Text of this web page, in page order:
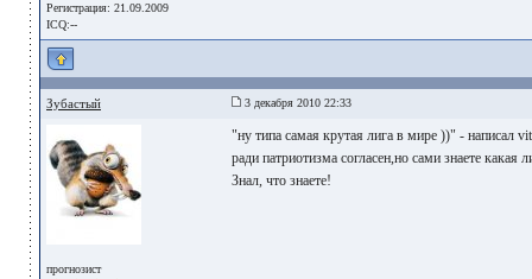
Регистрация: 21.09.2009
ICQ:--
Зубастый 3 декабря 2010 22:33
прогнозист
"ну типа самая крутая лига в мире ))" - написал vit
ради патриотизма согласен,но сами знаете какая
Знал, что знаете!